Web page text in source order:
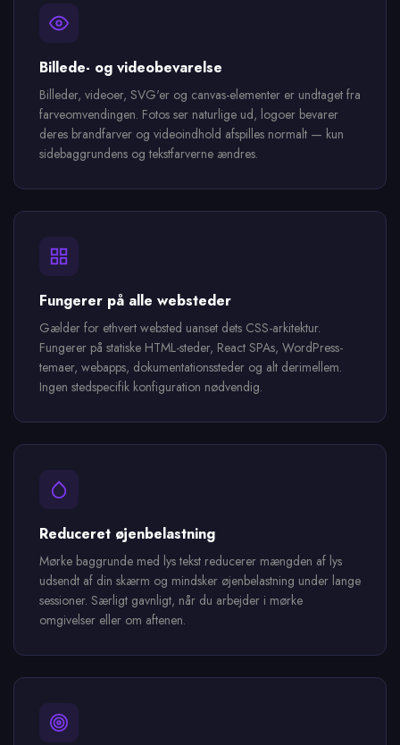
Billede- og videobevarelse
Billeder, videoer, SVG'er og canvas-elementer er undtaget fra
farveomvendingen. Fotos ser naturlige ud, logoer bevarer
deres brandfarver og videoindhold afspilles normalt — kun
sidebaggrundens og tekstfarverne ændres.
Fungerer på alle websteder
Gælder for ethvert websted uanset dets CSS-arkitektur.
Fungerer på statiske HTML-steder, React SPAs, WordPress-
temaer, webapps, dokumentationssteder og alt derimellem.
Ingen stedspecifik konfiguration nødvendig.
Reduceret øjenbelastning
Mørke baggrunde med lys tekst reducerer mængden af lys
udsendt af din skærm og mindsker øjenbelastning under lange
sessioner. Særligt gavnligt, når du arbejder i mørke
omgivelser eller om aftenen.